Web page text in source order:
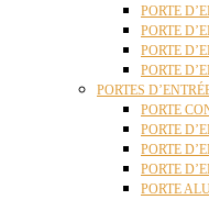
PORTE
PORTE
PORTE
PORTE
PORTES
PORTE
PORTE
PORTE
PORTE
PORTE